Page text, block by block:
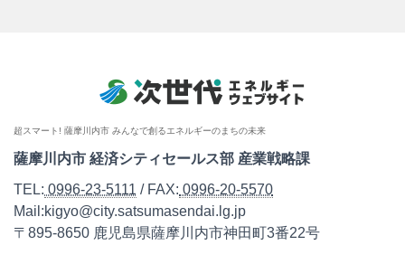
超スマート! 薩摩川内市 みんなで創るエネルギーのまちの未来
薩摩川内市 経済シティセールス部 産業戦略課
TEL: 0996-23-5111 / FAX: 0996-20-5570
Mail:kigyo@city.satsumasendai.lg.jp
〒895-8650 鹿児島県薩摩川内市神田町3番22号